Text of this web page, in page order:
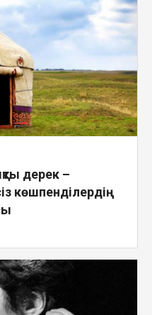
дерек –
көшпенділердің